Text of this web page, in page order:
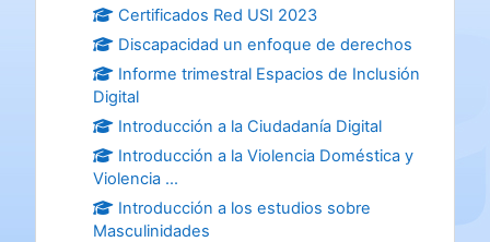
Certificados Red USI 2023
Discapacidad un enfoque de derechos
Informe trimestral Espacios de Inclusión
Digital
Introducción a la Ciudadanía Digital
Introducción a la Violencia Doméstica y
Violencia ...
Introducción a los estudios sobre
Masculinidades